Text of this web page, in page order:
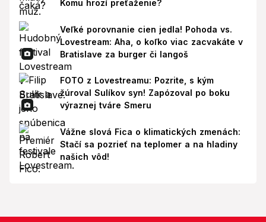
Komu hrozí preťaženie?
Veľké porovnanie cien jedla! Pohoda vs.
Lovestream: Aha, o koľko viac zacvakáte v
Bratislave za burger či langoš
FOTO z Lovestreamu: Pozrite, s kým
žúroval Sulíkov syn! Zapózoval po boku
výraznej tváre Smeru
Vážne slová Fica o klimatických zmenách:
Stačí sa pozrieť na teplomer a na hladiny
našich vôd!